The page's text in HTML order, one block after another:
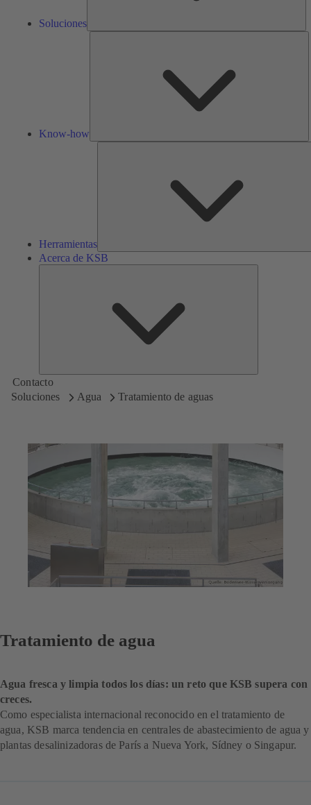
Soluciones
Know-how
Herramientas
Acerca de KSB
Contacto
Soluciones
Agua Tratamiento de aguas
Tratamiento de agua
Agua fresca y limpia todos los días: un reto que KSB supera con
creces.
Como especialista internacional reconocido en el tratamiento de
agua, KSB marca tendencia en centrales de abastecimiento de agua y
plantas desalinizadoras de París a Nueva York, Sídney o Singapur.